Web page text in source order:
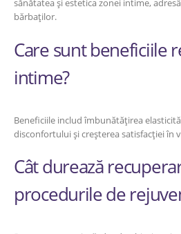
sănătatea și estetica zonei intime,
bărbaților.
Care sunt beneficiile
intime?
Beneficiile includ îmbunătățirea
disconfortului și creșterea satisfacției în
Cât durează
procedurile de